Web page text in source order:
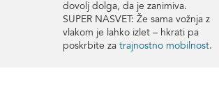
dovolj dolga, da je zanimiva.
SUPER NASVET: Že sama vožnja z
vlakom je lahko izlet – hkrati pa
poskrbite za trajnostno mobilnost.